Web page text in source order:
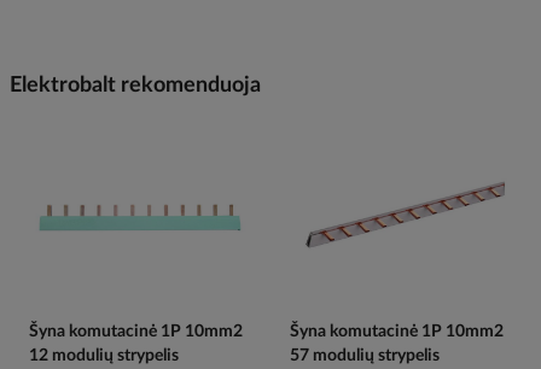
Elektrobalt rekomenduoja
Šyna komutacinė 1P 10mm2
12 modulių strypelis
Šyna komutacinė 1P 10mm2
57 modulių strypelis